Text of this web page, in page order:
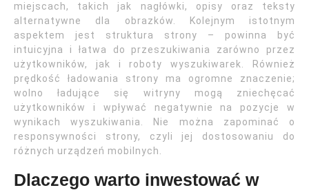
miejscach, takich jak nagłówki, opisy oraz teksty
alternatywne dla obrazków. Kolejnym istotnym
aspektem jest struktura strony – powinna być
intuicyjna i łatwa do przeszukiwania zarówno przez
użytkowników, jak i roboty wyszukiwarek. Również
prędkość ładowania strony ma ogromne znaczenie;
wolno ładujące się witryny mogą zniechęcać
użytkowników i wpływać negatywnie na pozycje w
wynikach wyszukiwania. Nie można zapominać o
responsywności strony, czyli jej dostosowaniu do
różnych urządzeń mobilnych.
Dlaczego warto inwestować w